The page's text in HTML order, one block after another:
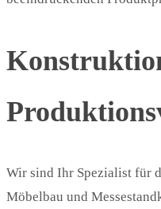
Wir sind Ihr Spezialist für
Möbelbau und